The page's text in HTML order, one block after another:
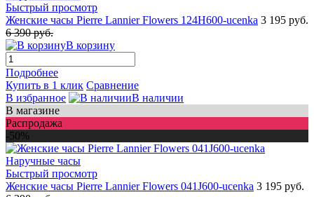
Быстрый просмотр
Женские часы Pierre Lannier Flowers 124H600-ucenka 3 195 руб.
6 390 руб.
В корзину
Подробнее
Купить в 1 клик Сравнение
В избранное
В наличии
В магазине
Распродажа
-50%
Быстрый просмотр
Женские часы Pierre Lannier Flowers 041J600-ucenka 3 195 руб.